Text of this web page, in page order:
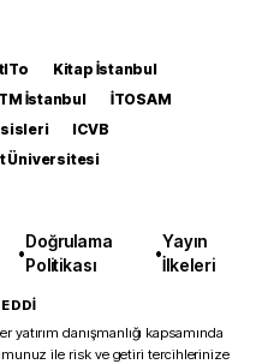
Kitap İstanbul
İstanbul
İTOSAM
ICVB
Üniversitesi
•
Doğrulama
Politikası
•
Yayın
İlkeleri
danışmanlığı kapsamında
ile risk ve getiri tercihlerinize